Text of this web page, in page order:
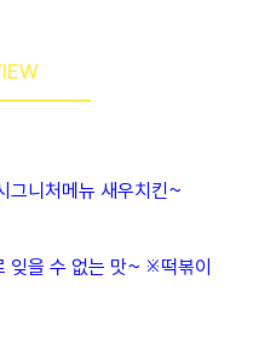
그니처메뉴 새우치킨~
잊을 수 없는 맛~ ※떡볶이